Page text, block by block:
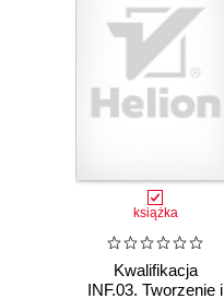
książka
Kwalifikacja
INF.03. Tworzenie i